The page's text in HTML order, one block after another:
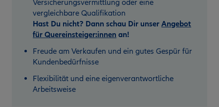
Versicherungsvermittlung oder eine
vergleichbare Qualifikation
Hast Du nicht? Dann schau Dir unserAngebot
für Quereinsteiger:innen an!
Freude am Verkaufen und ein gutes Gespür für
Kundenbedürfnisse
Flexibilität und eine eigenverantwortliche
Arbeitsweise